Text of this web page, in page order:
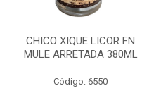
CHICO XIQUE LICOR FN
MULE ARRETADA 380ML
Código: 6550